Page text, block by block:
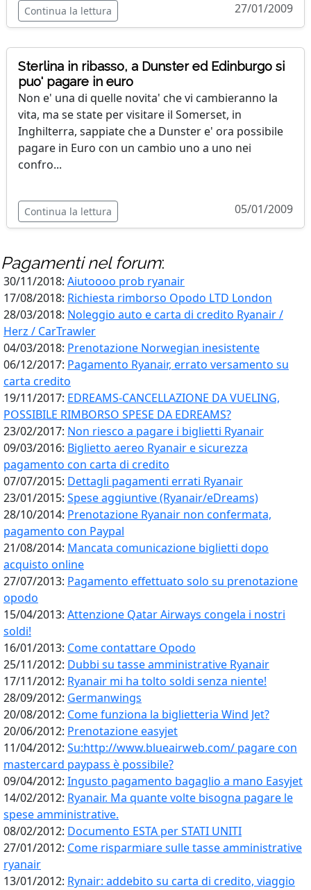
Continua la lettura 27/01/2009
Sterlina in ribasso, a Dunster ed Edinburgo si
puo' pagare in euro
Non e' una di quelle novita' che vi cambieranno la
vita, ma se state per visitare il Somerset, in
Inghilterra, sappiate che a Dunster e' ora possibile
pagare in Euro con un cambio uno a uno nei
confro...
Continua la lettura 05/01/2009
Pagamentinel forum:
30/11/2018: Aiutoooo prob ryanair
17/08/2018: Richiesta rimborso Opodo LTD London
28/03/2018: Noleggio auto e carta di credito Ryanair /
Herz / CarTrawler
04/03/2018: Prenotazione Norwegian inesistente
06/12/2017: Pagamento Ryanair, errato versamento su
carta credito
19/11/2017: EDREAMS-CANCELLAZIONE DA VUELING,
POSSIBILE RIMBORSO SPESE DA EDREAMS?
23/02/2017: Non riesco a pagare i biglietti Ryanair
09/03/2016: Biglietto aereo Ryanair e sicurezza
pagamento con carta di credito
07/07/2015: Dettagli pagamenti errati Ryanair
23/01/2015: Spese aggiuntive (Ryanair/eDreams)
28/10/2014: Prenotazione Ryanair non confermata,
pagamento con Paypal
21/08/2014: Mancata comunicazione biglietti dopo
acquisto online
27/07/2013: Pagamento effettuato solo su prenotazione
opodo
15/04/2013: Attenzione Qatar Airways congela i nostri
soldi!
16/01/2013: Come contattare Opodo
25/11/2012: Dubbi su tasse amministrative Ryanair
17/11/2012: Ryanair mi ha tolto soldi senza niente!
28/09/2012: Germanwings
20/08/2012: Come funziona la biglietteria Wind Jet?
20/06/2012: Prenotazione easyjet
11/04/2012: Su:http://www.blueairweb.com/ pagare con
mastercard paypass è possibile?
09/04/2012: Ingusto pagamento bagaglio a mano Easyjet
14/02/2012: Ryanair. Ma quante volte bisogna pagare le
spese amministrative.
08/02/2012: Documento ESTA per STATI UNITI
27/01/2012: Come risparmiare sulle tasse amministrative
ryanair
13/01/2012: Rynair: addebito su carta di credito, viaggio